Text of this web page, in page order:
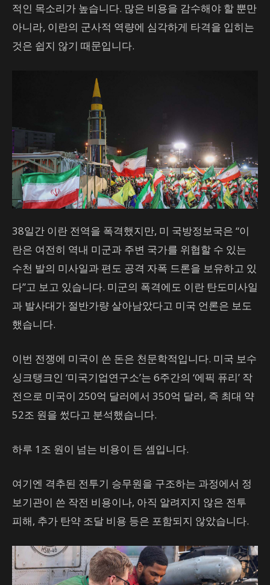
적인 목소리가 높습니다. 많은 비용을 감수해야 할 뿐만
아니라, 이란의 군사적 역량에 심각하게 타격을 입히는
것은 쉽지 않기 때문입니다.
38일간 이란 전역을 폭격했지만, 미 국방정보국은 “이
란은 여전히 역내 미군과 주변 국가를 위협할 수 있는
수천 발의 미사일과 편도 공격 자폭 드론을 보유하고 있
다”고 보고 있습니다. 미군의 폭격에도 이란 탄도미사일
과 발사대가 절반가량 살아남았다고 미국 언론은 보도
했습니다.
이번 전쟁에 미국이 쓴 돈은 천문학적입니다. 미국 보수
싱크탱크인 ‘미국기업연구소’는 6주간의 ‘에픽 퓨리’ 작
전으로 미국이 250억 달러에서 350억 달러, 즉 최대 약
52조 원을 썼다고 분석했습니다.
하루 1조 원이 넘는 비용이 든 셈입니다.
여기엔 격추된 전투기 승무원을 구조하는 과정에서 정
보기관이 쓴 작전 비용이나, 아직 알려지지 않은 전투
피해, 추가 탄약 조달 비용 등은 포함되지 않았습니다.